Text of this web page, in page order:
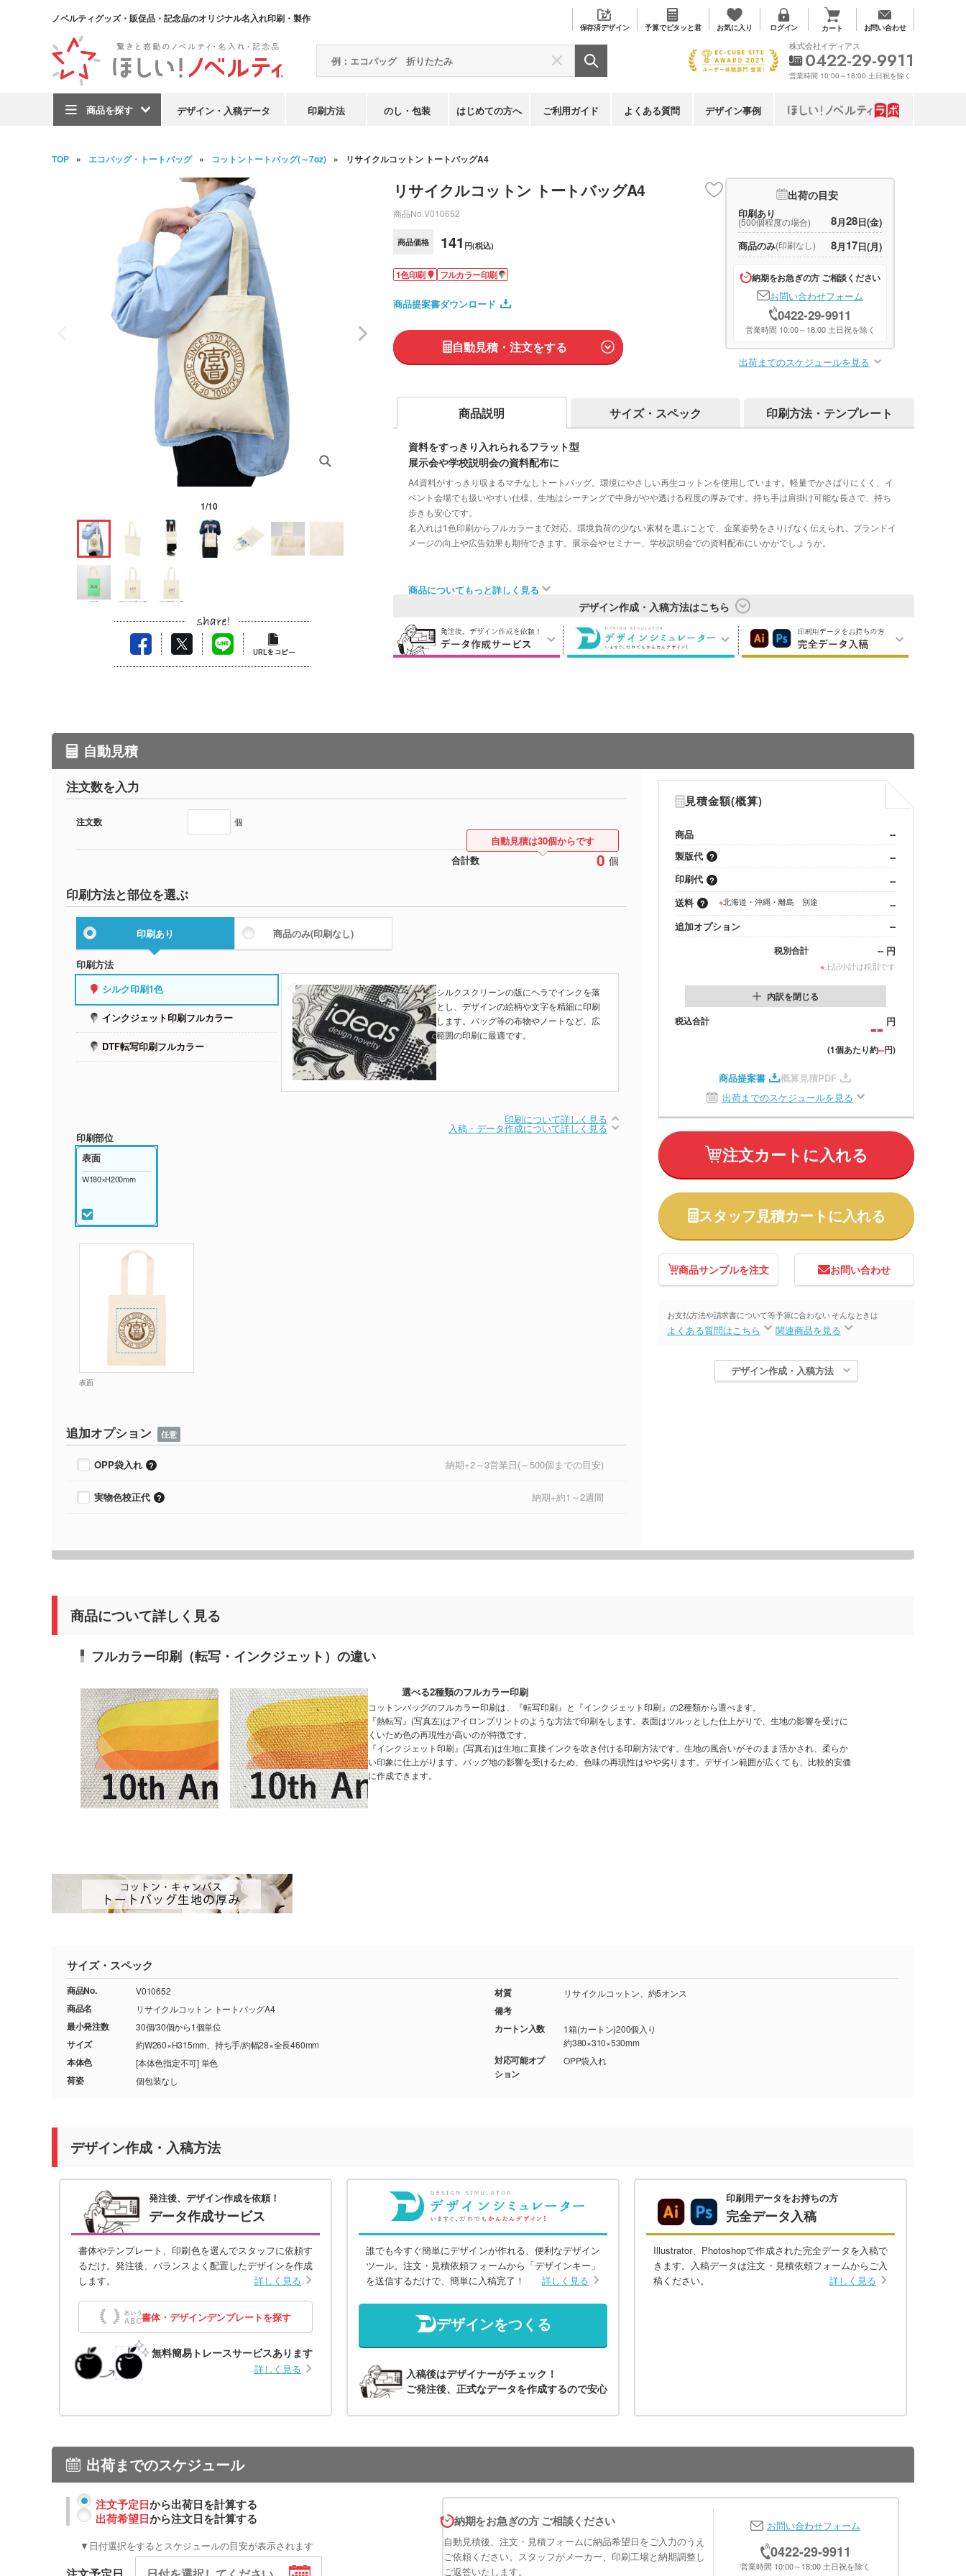
ノベルティグッズ・販促品・記念品のオリジナル名入れ印刷・製作
保存済デザイン 予算でピタッと君 お気に入り ログイン カート お問い合わせ
商品を探す デザイン・入稿データ 印刷方法 のし・包装 はじめての方へ ご利用ガイド よくある質問 デザイン事例
株式会社イディアス
0422-29-9911
営業時間 10:00～18:00 土日祝を除く
TOP エコバッグ・トートバッグ コットントートバッグ(～7oz) リサイクルコットン トートバッグA4
1/10
リサイクルコットン トートバッグA4
商品No. V010652
商品価格 141 円(税込)
1色印刷 フルカラー印刷
商品提案書ダウンロード
自動見積・注文をする
出荷の目安
印刷あり
(500個程度の場合) 8月28日(金)
商品のみ(印刷なし) 8月17日(月)
納期をお急ぎの方 ご相談ください
お問い合わせフォーム
0422-29-9911
営業時間 10:00～18:00 土日祝を除く
出荷までのスケジュールを見る
商品説明 サイズ・スペック 印刷方法・テンプレート
資料をすっきり入れられるフラット型
展示会や学校説明会の資料配布に
A4資料がすっきり収まるマチなしトートバッグ。環境にやさしい再生コットンを使用しています。軽量でかさばりにくく、イ
ベント会場でも扱いやすい仕様。生地はシーチングで中身がやや透ける程度の厚みです。持ち手は肩掛け可能な長さで、持ち
歩きも安心です。
名入れは1色印刷からフルカラーまで対応。環境負荷の少ない素材を選ぶことで、企業姿勢をさりげなく伝えられ、ブランドイ
メージの向上や広告効果も期待できます。展示会やセミナー、学校説明会での資料配布にいかがでしょうか。
商品についてもっと詳しく見る
デザイン作成・入稿方法はこちら
自動見積
注文数を入力
注文数 個
合計数 0 個
自動見積は30個からです
印刷方法と部位を選ぶ
印刷あり 商品のみ(印刷なし)
印刷方法
シルク印刷1色
インクジェット印刷フルカラー
DTF転写印刷フルカラー
シルクスクリーンの版にヘラでインクを落
とし、デザインの絵柄や文字を精細に印刷
します。バッグ等の布物やノートなど、広
範囲の印刷に最適です。
印刷について詳しく見る
入稿・データ作成について詳しく見る
印刷部位
表面
W180×H200mm
表面
追加オプション 任意
OPP袋入れ 納期+2～3営業日(～500個までの目安)
実物色校正代 納期+約1～2週間
見積金額(概算)
商品
--
製版代
--
印刷代
--
送料
※北海道・沖縄・離島 別途
--
追加オプション
--
税別合計 -- 円
※ 上記小計は税別です
内訳を閉じる
税込合計
-- 円
(1個あたり約--円)
商品提案書
概算見積PDF
出荷までのスケジュールを見る
注文カートに入れる
スタッフ見積カートに入れる
商品サンプルを注文 お問い合わせ
お支払方法や請求書について等
よくある質問はこちら
予算に合わない そんなときは
関連商品を見る
デザイン作成・入稿方法
商品について詳しく見る
フルカラー印刷（転写・インクジェット）の違い
選べる2種類のフルカラー印刷
コットンバッグのフルカラー印刷は、『転写印刷』と『インクジェット印刷』の2種類から選べます。
『熱転写』(写真左)はアイロンプリントのような方法で印刷をします。表面はツルッとした仕上がりで、生地の影響を受けに
くいため色の再現性が高いのが特徴です。
『インクジェット印刷』(写真右)は生地に直接インクを吹き付ける印刷方法です。生地の風合いがそのまま活かされ、柔らか
い印象に仕上がります。バッグ地の影響を受けるため、色味の再現性はやや劣ります。デザイン範囲が広くても、比較的安価
に作成できます。
サイズ・スペック
商品No. V010652
商品名 リサイクルコットン トートバッグA4
最小発注数 30個/30個から1個単位
サイズ 約W260×H315mm、持ち手/約幅28×全長460mm
本体色 [本体色指定不可] 単色
荷姿 個包装なし
材質 リサイクルコットン、約5オンス
備考
カートン入数
1箱(カートン)200個入り
約380×310×530mm
対応可能オプ
ション
OPP袋入れ
デザイン作成・入稿方法
発注後、デザイン作成を依頼！
データ作成サービス
書体やテンプレート、印刷色を選んでスタッフに依頼す
るだけ。発注後、バランスよく配置したデザインを作成
します。
詳しく見る
書体・デザインデンプレートを探す
無料簡易トレースサービスあります
詳しく見る
誰でも今すぐ簡単にデザインが作れる、便利なデザイン
ツール。注文・見積依頼フォームから「デザインキー」
を送信するだけで、簡単に入稿完了！
詳しく見る
デザインをつくる
入稿後はデザイナーがチェック！
ご発注後、正式なデータを作成するので安心
印刷用データをお持ちの方
完全データ入稿
Illustrator、Photoshopで作成された完全データを入稿で
きます。入稿データは注文・見積依頼フォームからご入
稿ください。
詳しく見る
出荷までのスケジュール
注文予定日から出荷日を計算する
出荷希望日から注文日を計算する
▼日付選択をするとスケジュールの目安が表示されます
納期をお急ぎの方 ご相談ください
自動見積後、注文・見積フォームに納品希望日をご入力のうえ
ご依頼ください。スタッフがメーカー、印刷工場と納期調整し
ご返答いたします。
お問い合わせフォーム
0422-29-9911
営業時間 10:00～18:00 土日祝を除く